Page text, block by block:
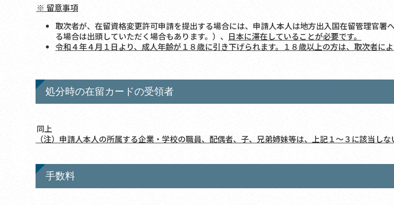
※ 留意事項
取次者が、在留資格変更許可申請を提出する場合には、申請人本人は地方出入国在留管理官
る場合は出頭していただく場合もあります。）、 日本に滞在していることが必要です。
令和４年４月１日より、成人年齢が１８歳に引き下げられます。１８歳以上の方は、取次者に
処分時の在留カードの受領者
同上
（注）申請人本人の所属する企業・学校の職員、配偶者、子、兄弟姉妹等は、上記１～３に該当し
手数料